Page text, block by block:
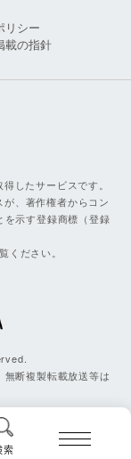
索
リシー
載の指針
したサービスです。
、著作権者からコン
を示す登録商標（登録
ください。
断複製転載放送等は